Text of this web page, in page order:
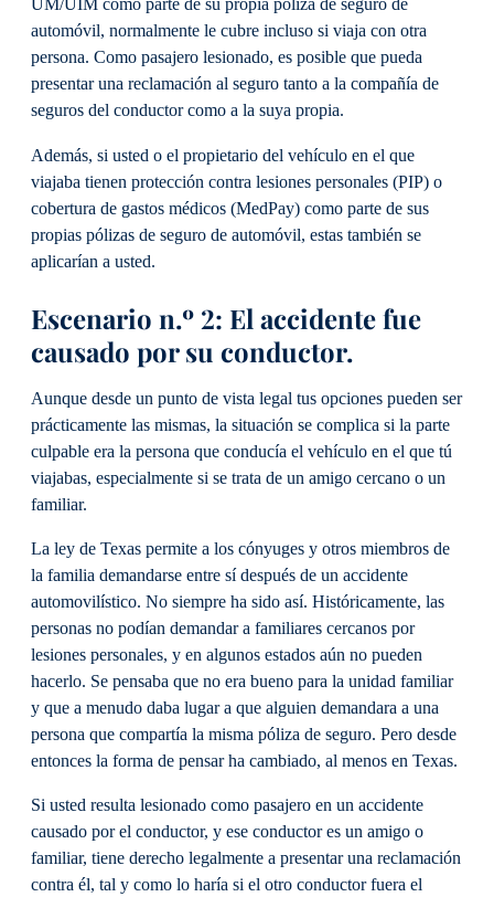
UM/UIM como parte de su propia póliza de seguro de
automóvil, normalmente le cubre incluso si viaja con otra
persona. Como pasajero lesionado, es posible que pueda
presentar una reclamación al seguro tanto a la compañía de
seguros del conductor como a la suya propia.
Además, si usted o el propietario del vehículo en el que
viajaba tienen protección contra lesiones personales (PIP) o
cobertura de gastos médicos (MedPay) como parte de sus
propias pólizas de seguro de automóvil, estas también se
aplicarían a usted.
Escenario n.º 2: El accidente fue
causado por su conductor.
Aunque desde un punto de vista legal tus opciones pueden ser
prácticamente las mismas, la situación se complica si la parte
culpable era la persona que conducía el vehículo en el que tú
viajabas, especialmente si se trata de un amigo cercano o un
familiar.
La ley de Texas permite a los cónyuges y otros miembros de
la familia demandarse entre sí después de un accidente
automovilístico. No siempre ha sido así. Históricamente, las
personas no podían demandar a familiares cercanos por
lesiones personales, y en algunos estados aún no pueden
hacerlo. Se pensaba que no era bueno para la unidad familiar
y que a menudo daba lugar a que alguien demandara a una
persona que compartía la misma póliza de seguro. Pero desde
entonces la forma de pensar ha cambiado, al menos en Texas.
Si usted resulta lesionado como pasajero en un accidente
causado por el conductor, y ese conductor es un amigo o
familiar, tiene derecho legalmente a presentar una reclamación
contra él, tal y como lo haría si el otro conductor fuera el